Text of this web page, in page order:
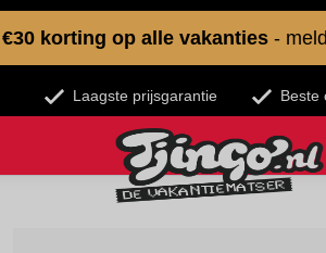
€30 korting op alle vakanties -
Laagste prijsgarantie Beste